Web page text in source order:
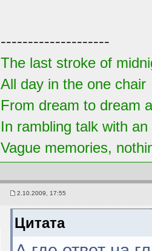
--------------------
The last stroke of
All day in the one chair
From dream to dream
In rambling talk with
Vague memories,
2.10.2009, 17:55
Цитата